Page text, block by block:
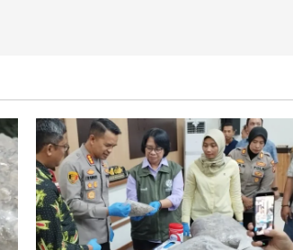
di
Iduladha
1446
H